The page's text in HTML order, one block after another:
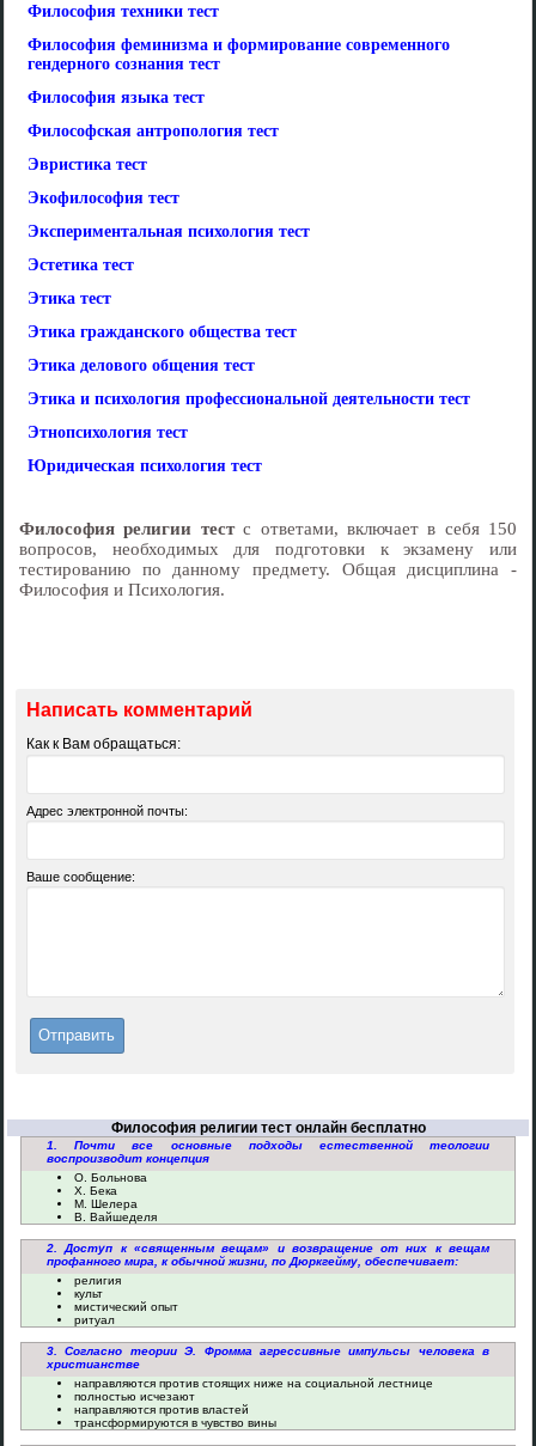
Философия техники тест
Философия феминизма и формирование современного
гендерного сознания тест
Философия языка тест
Философская антропология тест
Эвристика тест
Экофилософия тест
Экспериментальная психология тест
Эстетика тест
Этика тест
Этика гражданского общества тест
Этика делового общения тест
Этика и психология профессиональной деятельности тест
Этнопсихология тест
Юридическая психология тест
Философия религии тестс ответами, включает в себя 150
вопросов, необходимых для подготовки к экзамену или
тестированию по данному предмету. Общая дисциплина -
Философия и Психология.
Написать комментарий
Как к Вам обращаться:
Адрес электронной почты:
Ваше сообщение:
Философия религии тест онлайн бесплатно
1. Почти все основные подходы естественной теологии
воспроизводит концепция
О. Больнова
Х. Бека
М. Шелера
В. Вайшеделя
2. Доступ к «священным вещам» и возвращение от них к вещам
профанного мира, к обычной жизни, по Дюркгейму, обеспечивает:
религия
культ
мистический опыт
ритуал
3. Согласно теории Э. Фромма агрессивные импульсы человека в
христианстве
направляются против стоящих ниже на социальной лестнице
полностью исчезают
направляются против властей
трансформируются в чувство вины